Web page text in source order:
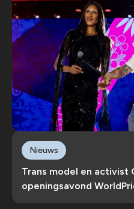
Trans model en activist
openingsavond
Nieuws